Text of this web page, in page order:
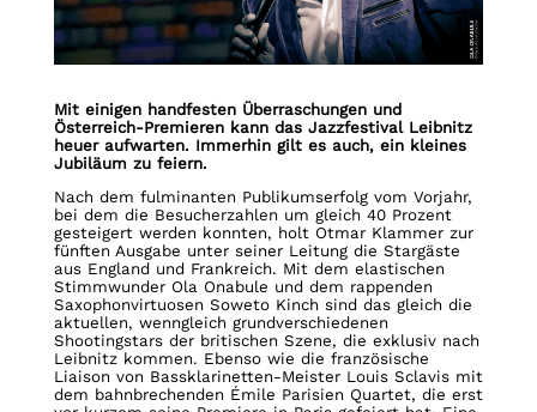
Mit einigen handfesten Überraschungen und
Österreich-Premieren kann das Jazzfestival Leibnitz
heuer aufwarten. Immerhin gilt es auch, ein kleines
Jubiläum zu feiern.
Nach dem fulminanten Publikumserfolg vom Vorjahr,
bei dem die Besucherzahlen um gleich 40 Prozent
gesteigert werden konnten, holt Otmar Klammer zur
fünften Ausgabe unter seiner Leitung die Stargäste
aus England und Frankreich. Mit dem elastischen
Stimmwunder Ola Onabule und dem rappenden
Saxophonvirtuosen Soweto Kinch sind das gleich die
aktuellen, wenngleich grundverschiedenen
Shootingstars der britischen Szene, die exklusiv nach
Leibnitz kommen. Ebenso wie die französische
Liaison von Bassklarinetten-Meister Louis Sclavis mit
dem bahnbrechenden Émile Parisien Quartet, die erst